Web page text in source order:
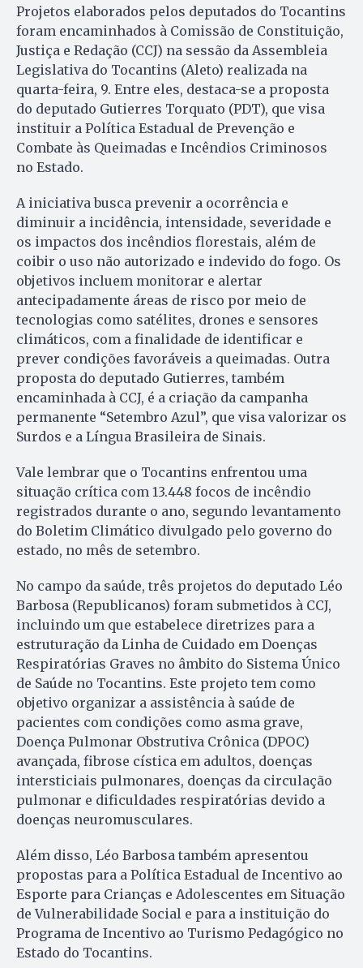
Projetos elaborados pelos deputados do Tocantins
foram encaminhados à Comissão de Constituição,
Justiça e Redação (CCJ) na sessão da Assembleia
Legislativa do Tocantins (Aleto) realizada na
quarta-feira, 9. Entre eles, destaca-se a proposta
do deputado Gutierres Torquato (PDT), que visa
instituir a Política Estadual de Prevenção e
Combate às Queimadas e Incêndios Criminosos
no Estado.
A iniciativa busca prevenir a ocorrência e
diminuir a incidência, intensidade, severidade e
os impactos dos incêndios florestais, além de
coibir o uso não autorizado e indevido do fogo. Os
objetivos incluem monitorar e alertar
antecipadamente áreas de risco por meio de
tecnologias como satélites, drones e sensores
climáticos, com a finalidade de identificar e
prever condições favoráveis a queimadas. Outra
proposta do deputado Gutierres, também
encaminhada à CCJ, é a criação da campanha
permanente “Setembro Azul”, que visa valorizar os
Surdos e a Língua Brasileira de Sinais.
Vale lembrar que o Tocantins enfrentou uma
situação crítica com 13.448 focos de incêndio
registrados durante o ano, segundo levantamento
do Boletim Climático divulgado pelo governo do
estado, no mês de setembro.
No campo da saúde, três projetos do deputado Léo
Barbosa (Republicanos) foram submetidos à CCJ,
incluindo um que estabelece diretrizes para a
estruturação da Linha de Cuidado em Doenças
Respiratórias Graves no âmbito do Sistema Único
de Saúde no Tocantins. Este projeto tem como
objetivo organizar a assistência à saúde de
pacientes com condições como asma grave,
Doença Pulmonar Obstrutiva Crônica (DPOC)
avançada, fibrose cística em adultos, doenças
intersticiais pulmonares, doenças da circulação
pulmonar e dificuldades respiratórias devido a
doenças neuromusculares.
Além disso, Léo Barbosa também apresentou
propostas para a Política Estadual de Incentivo ao
Esporte para Crianças e Adolescentes em Situação
de Vulnerabilidade Social e para a instituição do
Programa de Incentivo ao Turismo Pedagógico no
Estado do Tocantins.